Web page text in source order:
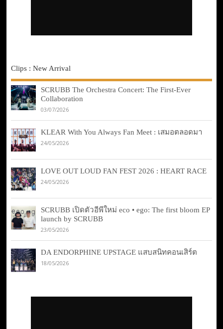
Clips : New Arrival
SCRUBB The Orchestra Concert: The First-Ever
Collaboration
03/07/2026
KLEAR With You Always Fan Meet : เสมอตลอดมา
24/05/2026
LOVE OUT LOUD FAN FEST 2026 : HEART RACE
24/05/2026
SCRUBB เปิดตัวอีพีใหม่ eco • ego: The first bloom EP
launch by SCRUBB
23/05/2026
DA ENDORPHINE UPSTAGE แสบสนิทคอนเสิร์ต
18/05/2026